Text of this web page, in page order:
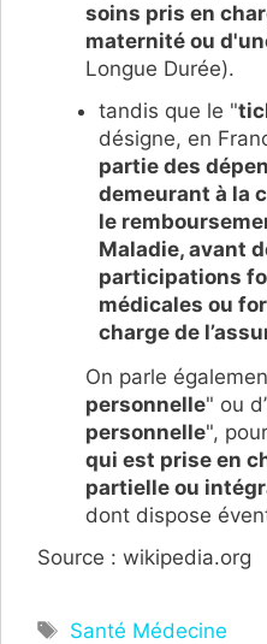
soins pris en
maternité ou
Longue Durée).
tandis que le "
désigne, en
partie des
demeurant à la
le
Maladie, avant
participations
médicales ou
charge de
On parle
personnelle" ou
personnelle",
qui est prise en
partielle ou
dont dispose
Source : wikipedia.org
Étiquettes
Santé Médecine